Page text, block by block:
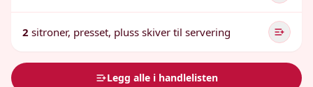
2 sitroner, presset, pluss skiver til servering
Legg alle i handlelisten